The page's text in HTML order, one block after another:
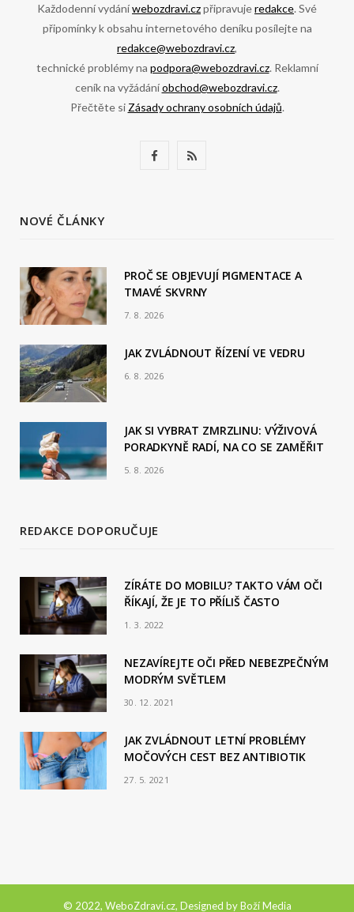
Každodenní vydáníwebozdravi.czpřipravujeredakce. Své
připomínky k obsahu internetového deníku posílejte na
redakce@webozdravi.cz,
technické problémy na podpora@webozdravi.cz. Reklamní
ceník na vyžádáníobchod@webozdravi.cz.
Přečtěte si Zásady ochrany osobních údajů.
b
o
k
R
NOVÉ ČLÁNKY
PROČ SE OBJEVUJÍ PIGMENTACE A
TMAVÉ SKVRNY
7. 8. 2026
JAK ZVLÁDNOUT ŘÍZENÍ VE VEDRU
6. 8. 2026
JAK SI VYBRAT ZMRZLINU: VÝŽIVOVÁ
PORADKYNĚ RADÍ, NA CO SE ZAMĚŘIT
5. 8. 2026
REDAKCE DOPORUČUJE
ZÍRÁTE DO MOBILU? TAKTO VÁM OČI
ŘÍKAJÍ, ŽE JE TO PŘÍLIŠ ČASTO
1. 3. 2022
NEZAVÍREJTE OČI PŘED NEBEZPEČNÝM
MODRÝM SVĚTLEM
30. 12. 2021
JAK ZVLÁDNOUT LETNÍ PROBLÉMY
MOČOVÝCH CEST BEZ ANTIBIOTIK
27. 5. 2021
© 2022, WeboZdraví.cz, Designed byBoží Media